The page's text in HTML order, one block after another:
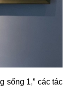
sống 1,” các tác